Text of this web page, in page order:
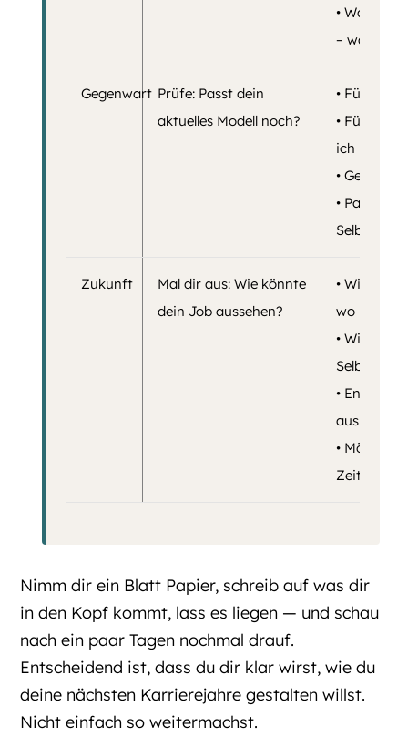
• Was
– was
Gegenwart Prüfe: Passt dein
aktuelles Modell noch?
• Fühlt
• Fühle
ich mich
• Gestalte
• Passt
Selbstbild?
Zukunft
Mal dir aus: Wie könnte
dein Job aussehen?
• Will ich
wo ich
• Will ich
• Entsteht
aus echter
• Möchte
Zeit für
Nimm dir ein Blatt Papier, schreib auf was dir
in den Kopf kommt, lass es liegen — und schau
nach ein paar Tagen nochmal drauf.
Entscheidend ist, dass du dir klar wirst, wie du
deine nächsten Karrierejahre gestalten willst.
Nicht einfach so weitermachst.